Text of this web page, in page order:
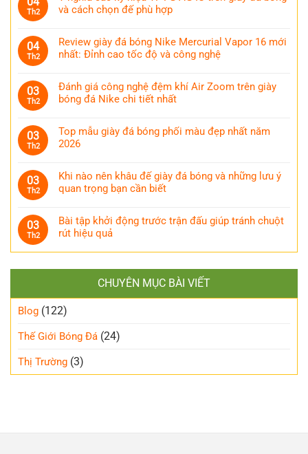
Th2
và cách chọn đế phù hợp
04
Th2
Review giày đá bóng Nike Mercurial Vapor 16 mới
nhất: Đỉnh cao tốc độ và công nghệ
03
Th2
Đánh giá công nghệ đệm khí Air Zoom trên giày
bóng đá Nike chi tiết nhất
03
Th2
Top mẫu giày đá bóng phối màu đẹp nhất năm
2026
03
Th2
Khi nào nên khâu đế giày đá bóng và những lưu ý
quan trọng bạn cần biết
03
Th2
Bài tập khởi động trước trận đấu giúp tránh chuột
rút hiệu quả
CHUYÊN MỤC BÀI VIẾT
Blog (122)
Thế Giới Bóng Đá (24)
Thị Trường (3)